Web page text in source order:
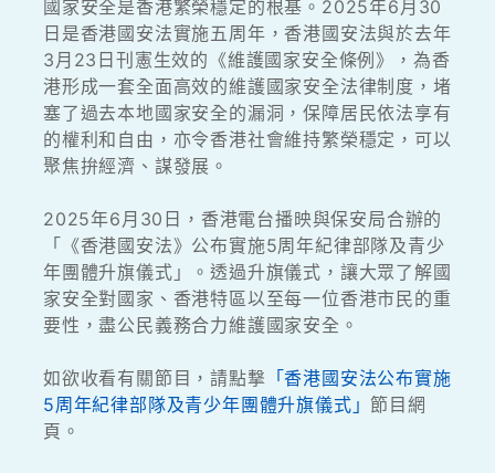
國家安全是香港繁榮穩定的根基。2025年6月30
日是香港國安法實施五周年，香港國安法與於去年
3月23日刊憲生效的《維護國家安全條例》，為香
港形成一套全面高效的維護國家安全法律制度，堵
塞了過去本地國家安全的漏洞，保障居民依法享有
的權利和自由，亦令香港社會維持繁榮穩定，可以
聚焦拚經濟、謀發展。
2025年6月30日，香港電台播映與保安局合辦的
「《香港國安法》公布實施5周年紀律部隊及青少
年團體升旗儀式」。透過升旗儀式，讓大眾了解國
家安全對國家、香港特區以至每一位香港市民的重
要性，盡公民義務合力維護國家安全。
如欲收看有關節目，請點撃 「香港國安法公布實施
5周年紀律部隊及青少年團體升旗儀式」 節目網
頁。